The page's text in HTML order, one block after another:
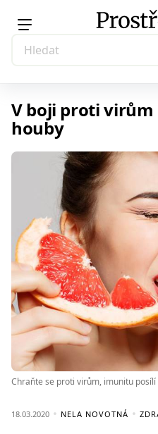
V boji proti virům
houby
Chraňte se proti virům, imunitu posílí
18.03.2020 NELA NOVOTNÁ